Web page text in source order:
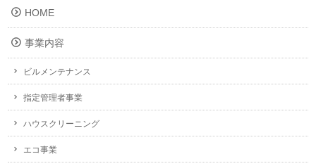
HOME
事業内容
ビルメンテナンス
指定管理者事業
ハウスクリーニング
エコ事業